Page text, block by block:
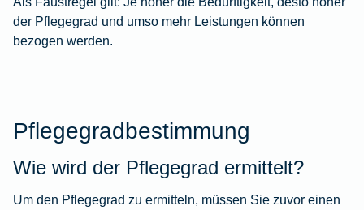
der Pflegegrad und umso mehr Leistungen können
bezogen werden.
Pflegegradbestimmung
Wie wird der Pflegegrad ermittelt?
Um den Pflegegrad zu ermitteln, müssen Sie zuvor einen